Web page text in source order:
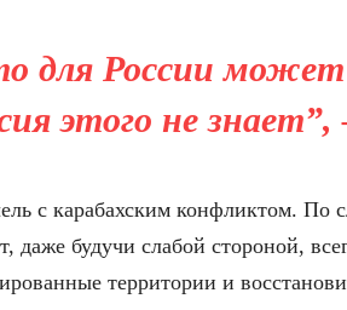
для России может
этого не
с карабахским конфликтом. По
даже будучи слабой стороной,
территории и